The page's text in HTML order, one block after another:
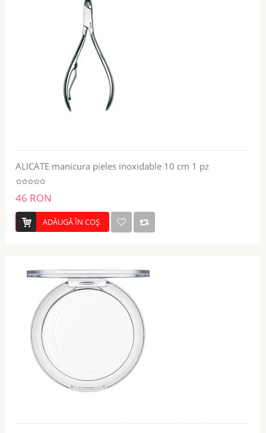
ALICATE manicura pieles inoxidable 10 cm 1 pz
46 RON
ADĂUGĂ ÎN COŞ